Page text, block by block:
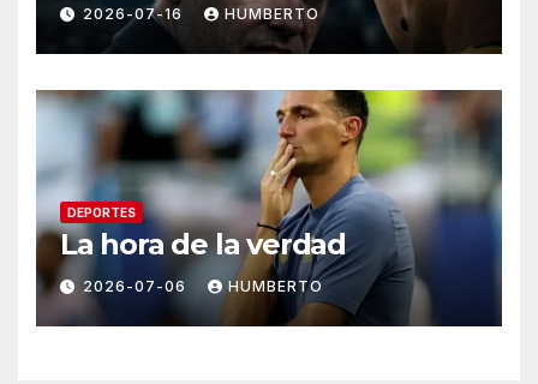
2026-07-16 HUMBERTO
DEPORTES
La hora de la verdad
2026-07-06 HUMBERTO